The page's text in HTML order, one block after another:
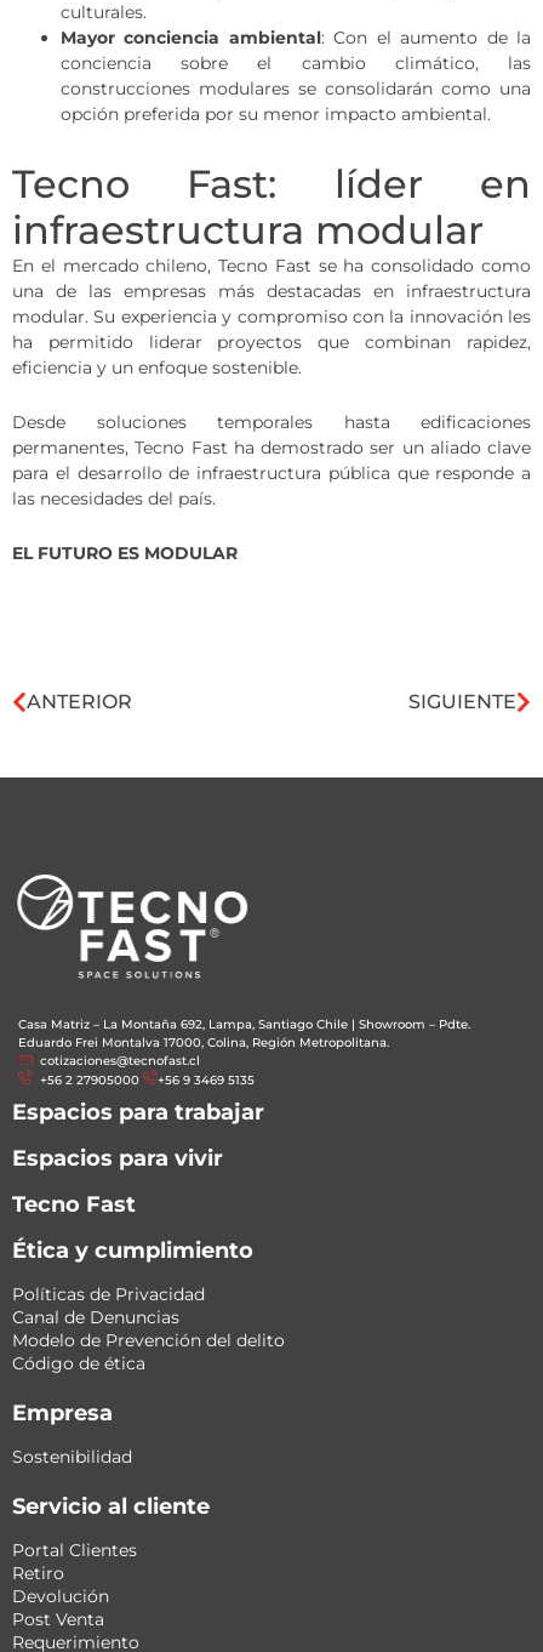
culturales.
Mayor conciencia ambiental: Con el aumento de la
conciencia sobre el cambio climático, las
construcciones modulares se consolidarán como una
opción preferida por su menor impacto ambiental.
Tecno Fast: líder en
infraestructura modular
En el mercado chileno, Tecno Fast se ha consolidado como
una de las empresas más destacadas en infraestructura
modular. Su experiencia y compromiso con la innovación les
ha permitido liderar proyectos que combinan rapidez,
eficiencia y un enfoque sostenible.
Desde soluciones temporales hasta edificaciones
permanentes, Tecno Fast ha demostrado ser un aliado clave
para el desarrollo de infraestructura pública que responde a
las necesidades del país.
EL FUTURO ES MODULAR
ANTERIOR SIGUIENTE
Casa Matriz – La Montaña 692, Lampa, Santiago Chile | Showroom – Pdte.
Eduardo Frei Montalva 17000, Colina, Región Metropolitana.
cotizaciones@tecnofast.cl
+56 2 27905000
+56 9 3469 5135
Espacios para trabajar
Espacios para vivir
Tecno Fast
Ética y cumplimiento
Políticas de Privacidad
Canal de Denuncias
Modelo de Prevención del delito
Código de ética
Empresa
Sostenibilidad
Servicio al cliente
Portal Clientes
Retiro
Devolución
Post Venta
Requerimiento